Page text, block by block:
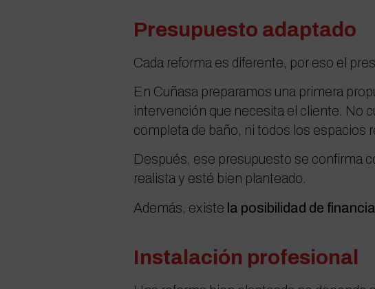
Presupuesto adaptado
Cada reforma es diferente, por eso el
En Cuñasa preparamos una primera
intervención que necesita el cliente. No
completa de baño, ni todos los espacios
Después, ese presupuesto se confirma
realista y esté bien planteado.
Además, existe la posibilidad de
Instalación profesional